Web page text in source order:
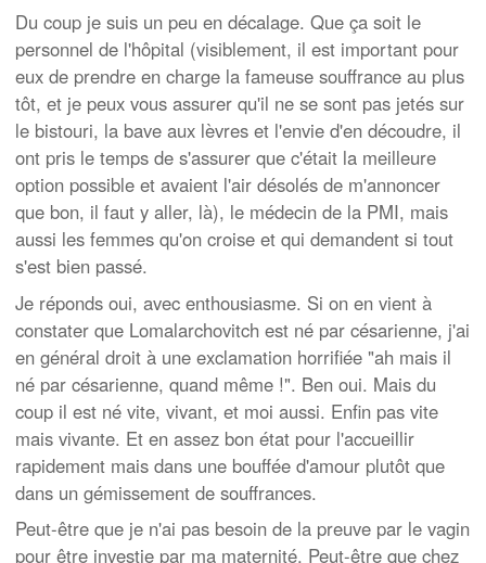
Du coup je suis un peu en décalage. Que ça soit le
personnel de l'hôpital (visiblement, il est important pour
eux de prendre en charge la fameuse souffrance au plus
tôt, et je peux vous assurer qu'il ne se sont pas jetés sur
le bistouri, la bave aux lèvres et l'envie d'en découdre, il
ont pris le temps de s'assurer que c'était la meilleure
option possible et avaient l'air désolés de m'annoncer
que bon, il faut y aller, là), le médecin de la PMI, mais
aussi les femmes qu'on croise et qui demandent si tout
s'est bien passé.
Je réponds oui, avec enthousiasme. Si on en vient à
constater que Lomalarchovitch est né par césarienne, j'ai
en général droit à une exclamation horrifiée "ah mais il
né par césarienne, quand même !". Ben oui. Mais du
coup il est né vite, vivant, et moi aussi. Enfin pas vite
mais vivante. Et en assez bon état pour l'accueillir
rapidement mais dans une bouffée d'amour plutôt que
dans un gémissement de souffrances.
Peut-être que je n'ai pas besoin de la preuve par le vagin
pour être investie par ma maternité. Peut-être que chez